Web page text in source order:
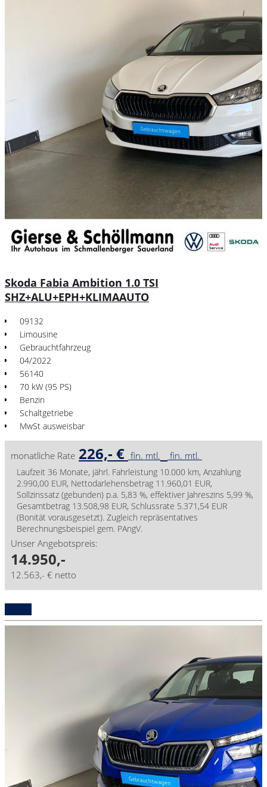
Skoda Fabia Ambition 1.0 TSI
SHZ+ALU+EPH+KLIMAAUTO
09132
Limousine
Gebrauchtfahrzeug
04/2022
56140
70 kW (95 PS)
Benzin
Schaltgetriebe
MwSt ausweisbar
monatliche Rate 226,- € fin. mtl. fin. mtl.
Laufzeit 36 Monate, jährl. Fahrleistung 10.000 km, Anzahlung
2.990,00 EUR, Nettodarlehensbetrag 11.960,01 EUR,
Sollzinssatz (gebunden) p.a. 5,83 %, effektiver Jahreszins 5,99 %,
Gesamtbetrag 13.508,98 EUR, Schlussrate 5.371,54 EUR
(Bonität vorausgesetzt). Zugleich repräsentatives
Berechnungsbeispiel gem. PAngV.
Unser Angebotspreis:
14.950,-
12.563,- € netto